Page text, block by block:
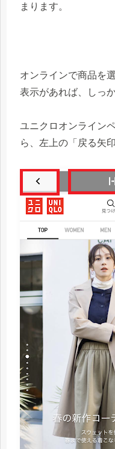
まります。
オンラインで商品を
表示があれば、しっ
ユニクロオンライン
ら、左上の「戻る矢